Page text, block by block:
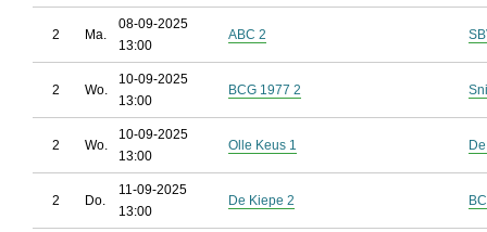
2 Ma.
08-09-2025
13:00
ABC 2
2 Wo.
10-09-2025
13:00
BCG 1977 2
2 Wo.
10-09-2025
13:00
Olle Keus 1
2 Do.
11-09-2025
13:00
De Kiepe 2